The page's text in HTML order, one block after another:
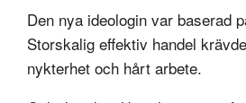
Den nya ideologin var baserad
Storskalig effektiv handel
nykterhet och hårt arbete.